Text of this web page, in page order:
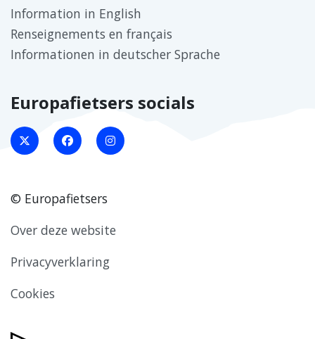
Information in English
Renseignements en français
Informationen in deutscher Sprache
Europafietsers socials
© Europafietsers
Over deze website
Privacyverklaring
Cookies